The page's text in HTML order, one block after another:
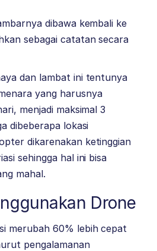
dibawa kembali ke
sebagai catatan secara
dan lambat ini tentunya
yang harusnya
menjadi maksimal 3
dibeberapa lokasi
dikarenakan ketinggian
sehingga hal ini bisa
mahal.
Drone
merubah 60% lebih cepat
pengalamanan